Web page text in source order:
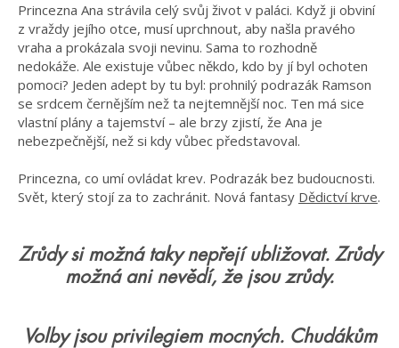
Princezna Ana strávila celý svůj život v paláci. Když ji obviní
z vraždy jejího otce, musí uprchnout, aby našla pravého
vraha a prokázala svoji nevinu. Sama to rozhodně
nedokáže. Ale existuje vůbec někdo, kdo by jí byl ochoten
pomoci? Jeden adept by tu byl: prohnilý podrazák Ramson
se srdcem černějším než ta nejtemnější noc. Ten má sice
vlastní plány a tajemství – ale brzy zjistí, že Ana je
nebezpečnější, než si kdy vůbec představoval.
Princezna, co umí ovládat krev. Podrazák bez budoucnosti.
Svět, který stojí za to zachránit. Nová fantasy Dědictví krve.
Zrůdy si možná taky nepřejí ubližovat. Zrůdy
možná ani nevědí, že jsou zrůdy.
Volby jsou privilegiem mocných. Chudákům